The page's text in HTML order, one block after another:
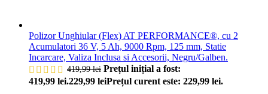
Polizor Unghiular (Flex) AT PERFORMANCE®, cu 2
Acumulatori 36 V, 5 Ah, 9000 Rpm, 125 mm, Statie
Incarcare, Valiza Inclusa si Accesorii, Negru/Galben.
419,99lei Prețul inițial a fost:
419,99 lei.229,99 leiPrețul curent este: 229,99 lei.